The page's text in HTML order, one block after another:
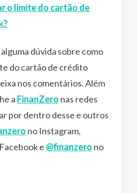
o limite do cartão de
dúvida sobre como
do cartão de crédito
nos comentários. Além
a FinanZero nas redes
por dentro desse e outros
no Instagram,
e @finanzero no